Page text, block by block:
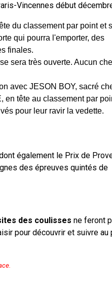
Vincennes début
du classement par point et
qui pourra l'emporter, des
finales.
sera très ouverte. Aucun
avec JESON BOY, sacré
en tête au classement par
pour leur ravir la vedette.
également le Prix de
des épreuves quintés de
des coulisses ne feront
pour découvrir et suivre au